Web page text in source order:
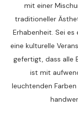
mit einer
traditioneller
Erhabenheit. Sei
eine kulturelle
gefertigt, dass alle
ist mit
leuchtenden